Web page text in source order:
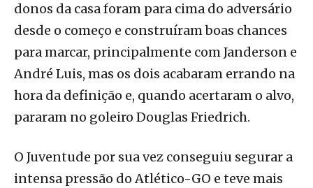
donos da casa foram para cima do adversário
desde o começo e construíram boas chances
para marcar, principalmente com Janderson e
André Luis, mas os dois acabaram errando na
hora da definição e, quando acertaram o alvo,
pararam no goleiro Douglas Friedrich.
O Juventude por sua vez conseguiu segurar a
intensa pressão do Atlético-GO e teve mais